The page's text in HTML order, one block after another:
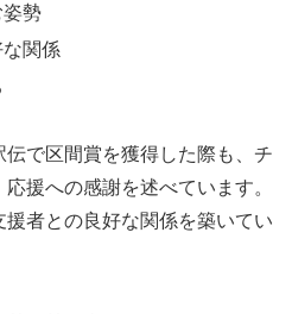
勢
関係
で区間賞を獲得した際も、チ
援への感謝を述べています。
者との良好な関係を築いてい